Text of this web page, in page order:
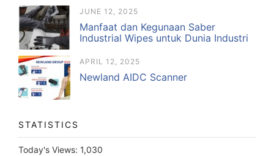
JUNE 12, 2025
Manfaat dan Kegunaan Saber
Industrial Wipes untuk Dunia Industri
APRIL 12, 2025
Newland AIDC Scanner
STATISTICS
Today's Views: 1,030